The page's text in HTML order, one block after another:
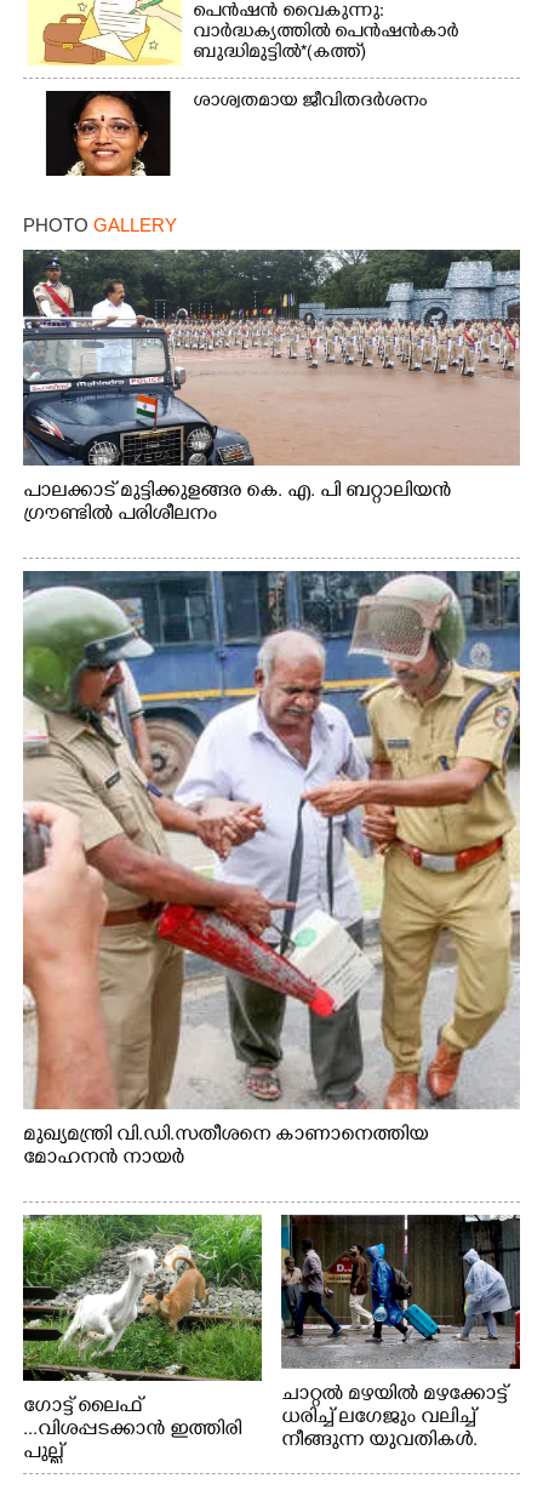
പെൻഷൻ വൈകുന്നു:
വാർദ്ധക്യത്തിൽ പെൻഷൻകാർ
ബുദ്ധിമുട്ടിൽ*(കത്ത്)
ശാശ്വതമായ ജീവിതദർശനം
PHOTO GALLERY
പാലക്കാട് മുട്ടിക്കുളങ്ങര കെ. എ. പി ബറ്റാലിയൻ
ഗ്രൗണ്ടിൽ പരിശീലനം
മുഖ്യമന്ത്രി വി.ഡി.സതീശനെ കാണാനെത്തിയ
മോഹനൻ നായർ
ഗോട്ട് ലൈഫ്
...വിശപ്പടക്കാൻ ഇത്തിരി
പുല്ല്
തിന്നാനെത്തിയതാണ്
ചാറ്റൽ മഴയിൽ മഴക്കോട്ട്
ധരിച്ച് ലഗേജും വലിച്ച്
നീങ്ങുന്ന യുവതികൾ.